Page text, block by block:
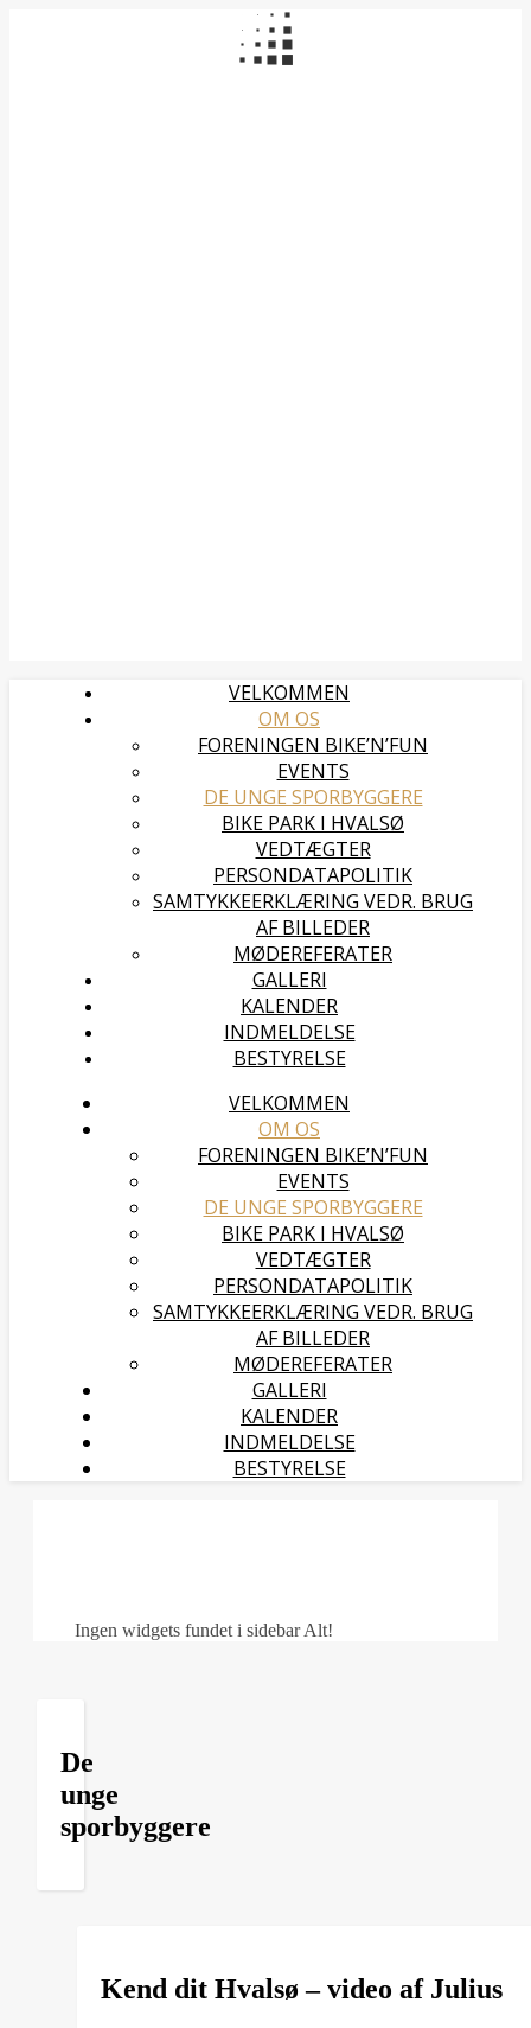
VELKOMMEN
OM OS
FORENINGEN BIKE’N’FUN
EVENTS
DE UNGE SPORBYGGERE
BIKE PARK I HVALSØ
VEDTÆGTER
PERSONDATAPOLITIK
SAMTYKKEERKLÆRING VEDR. BRUG
AF BILLEDER
MØDEREFERATER
GALLERI
KALENDER
INDMELDELSE
BESTYRELSE
VELKOMMEN
OM OS
FORENINGEN BIKE’N’FUN
EVENTS
DE UNGE SPORBYGGERE
BIKE PARK I HVALSØ
VEDTÆGTER
PERSONDATAPOLITIK
SAMTYKKEERKLÆRING VEDR. BRUG
AF BILLEDER
MØDEREFERATER
GALLERI
KALENDER
INDMELDELSE
BESTYRELSE
Ingen widgets fundet i sidebar Alt!
De
unge
sporbyggere
Kend dit Hvalsø – video af Julius